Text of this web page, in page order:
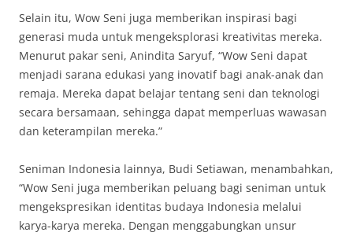
Selain itu, Wow Seni juga memberikan inspirasi bagi
generasi muda untuk mengeksplorasi kreativitas mereka.
Menurut pakar seni, Anindita Saryuf, “Wow Seni dapat
menjadi sarana edukasi yang inovatif bagi anak-anak dan
remaja. Mereka dapat belajar tentang seni dan teknologi
secara bersamaan, sehingga dapat memperluas wawasan
dan keterampilan mereka.”
Seniman Indonesia lainnya, Budi Setiawan, menambahkan,
“Wow Seni juga memberikan peluang bagi seniman untuk
mengekspresikan identitas budaya Indonesia melalui
karya-karya mereka. Dengan menggabungkan unsur